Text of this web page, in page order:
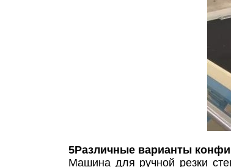
5Различные варианты
Машина для ручной резки